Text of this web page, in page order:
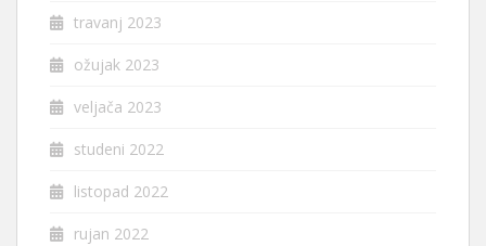
travanj 2023
ožujak 2023
veljača 2023
studeni 2022
listopad 2022
rujan 2022